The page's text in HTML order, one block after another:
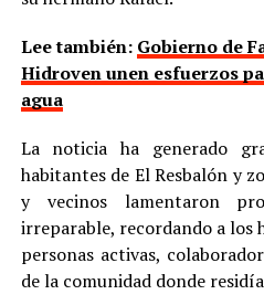
Lee también: Gobierno de
Hidroven unen esfuerzos
agua
La noticia ha generado
habitantes de El Resbalón y
y vecinos lamentaron
irreparable, recordando a los
personas activas,
de la comunidad donde